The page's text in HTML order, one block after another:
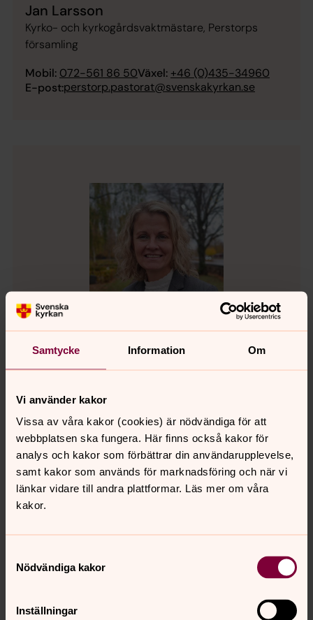
Samtycke Information Om
Vi använder kakor
Vissa av våra kakor (cookies) är nödvändiga för att
webbplatsen ska fungera. Här finns också kakor för
analys och kakor som förbättrar din användarupplevelse,
samt kakor som används för marknadsföring och när vi
länkar vidare till andra plattformar. Läs mer om våra
kakor.
Nödvändiga kakor
Inställningar
Jan Larsson
Kyrko- och kyrkogårdsvaktmästare, Perstorps
församling
Mobil: 072-561 86 50Växel: +46 (0)435-34960
E-post:perstorp.pastorat@svenskakyrkan.se
Annelie Lindkvist
Kyrkokamrer, Perstorps församling
Direkt:0722-192131
E-post:annelie.lindkvist@svenskakyrkan.se